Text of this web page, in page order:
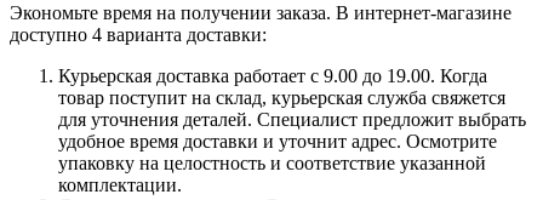
Экономьте время на получении заказа. В интернет-магазине
доступно 4 варианта доставки:
Курьерская доставка работает с 9.00 до 19.00. Когда
товар поступит на склад, курьерская служба свяжется
для уточнения деталей. Специалист предложит выбрать
удобное время доставки и уточнит адрес. Осмотрите
упаковку на целостность и соответствие указанной
комплектации.